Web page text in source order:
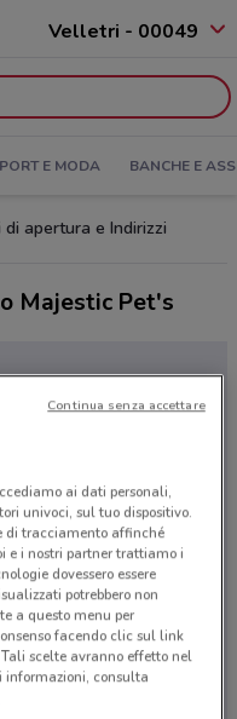
Velletri - 00049
E MODA BANCHE E
apertura e Indirizzi
Majestic Pet's
pubblicato
più tardi.
ai dati personali,
univoci, sul tuo dispositivo.
di tracciamento affinché
e i nostri partner trattiamo i
dovessero essere
potrebbero non
a questo menu per
facendo clic sul link
scelte avranno effetto nel
informazioni, consulta
Continua senza accettare